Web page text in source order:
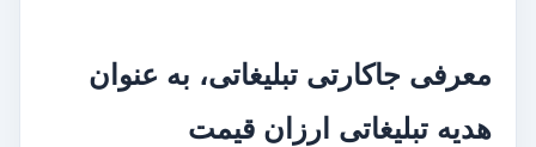
معرفی جاکارتی تبلیغاتی، به عنوان
هدیه تبلیغاتی ارزان قیمت